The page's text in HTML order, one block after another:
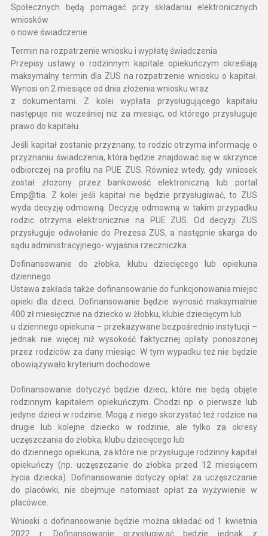
Społecznych będą pomagać przy składaniu elektronicznych
wniosków
o nowe świadczenie.
Termin na rozpatrzenie wniosku i wypłatę świadczenia
Przepisy ustawy o rodzinnym kapitale opiekuńczym określają
maksymalny termin dla ZUS na rozpatrzenie wniosku o kapitał.
Wynosi on 2 miesiące od dnia złożenia wniosku wraz
z dokumentami. Z kolei wypłata przysługującego kapitału
następuje nie wcześniej niż za miesiąc, od którego przysługuje
prawo do kapitału.
Jeśli kapitał zostanie przyznany, to rodzic otrzyma informację o
przyznaniu świadczenia, która będzie znajdować się w skrzynce
odbiorczej na profilu na PUE ZUS. Również wtedy, gdy wniosek
został złożony przez bankowość elektroniczną lub portal
Emp@tia. Z kolei jeśli kapitał nie będzie przysługiwać, to ZUS
wyda decyzję odmowną. Decyzję odmowną w takim przypadku
rodzic otrzyma elektronicznie na PUE ZUS. Od decyzji ZUS
przysługuje odwołanie do Prezesa ZUS, a następnie skarga do
sądu administracyjnego- wyjaśnia rzeczniczka.
Dofinansowanie do żłobka, klubu dziecięcego lub opiekuna
dziennego
Ustawa zakłada także dofinansowanie do funkcjonowania miejsc
opieki dla dzieci. Dofinansowanie będzie wynosić maksymalnie
400 zł miesięcznie na dziecko w żłobku, klubie dziecięcym lub
u dziennego opiekuna – przekazywane bezpośrednio instytucji –
jednak nie więcej niż wysokość faktycznej opłaty ponoszonej
przez rodziców za dany miesiąc. W tym wypadku też nie będzie
obowiązywało kryterium dochodowe.
Dofinansowanie dotyczyć będzie dzieci, które nie będą objęte
rodzinnym kapitałem opiekuńczym. Chodzi np. o pierwsze lub
jedyne dzieci w rodzinie. Mogą z niego skorzystać też rodzice na
drugie lub kolejne dziecko w rodzinie, ale tylko za okresy
uczęszczania do żłobka, klubu dziecięcego lub
do dziennego opiekuna, za które nie przysługuje rodzinny kapitał
opiekuńczy (np. uczęszczanie do żłobka przed 12 miesiącem
życia dziecka). Dofinansowanie dotyczy opłat za uczęszczanie
do placówki, nie obejmuje natomiast opłat za wyżywienie w
placówce.
Wnioski o dofinansowanie będzie można składać od 1 kwietnia
2022 r. Dofinansowanie przysługiwać będzie jednak z